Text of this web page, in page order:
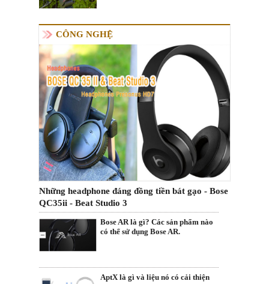
CÔNG NGHỆ
Những headphone đáng đồng tiền bát gạo - Bose
QC35ii - Beat Studio 3
Bose AR là gì? Các sản phẩm nào
có thể sử dụng Bose AR.
AptX là gì và liệu nó có cải thiện